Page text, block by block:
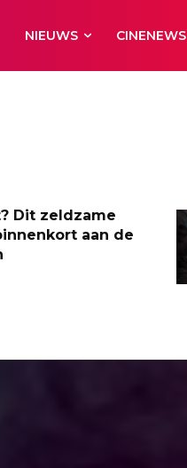
NIEUWS CINENEWS
Dit zeldzame
aan de